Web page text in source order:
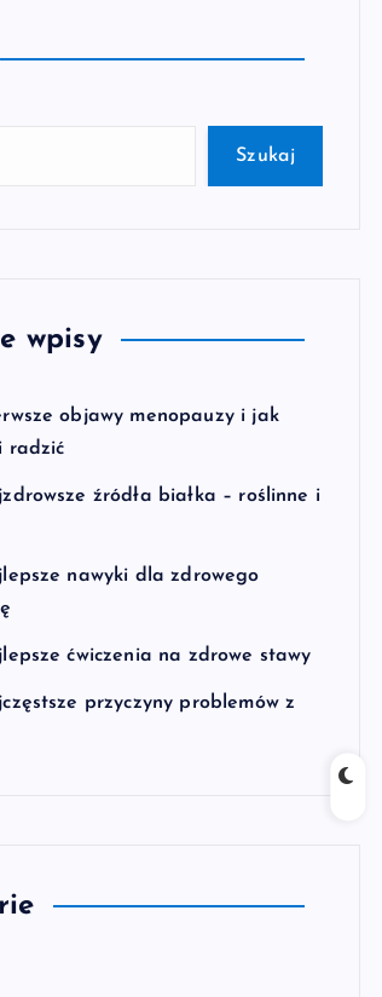
Szukaj
wpisy
objawy menopauzy i jak
radzić
źródła białka – roślinne i
nawyki dla zdrowego
ćwiczenia na zdrowe stawy
przyczyny problemów z